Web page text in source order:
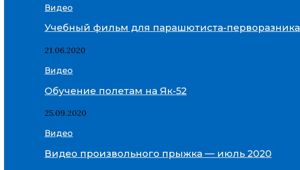
Видео
Учебный фильм для парашютиста-перворазника
21.06.2020
Видео
Обучение полетам на Як-52
25.09.2020
Видео
Видео произвольного прыжка — июль 2020